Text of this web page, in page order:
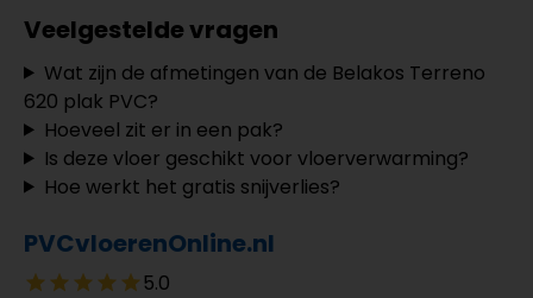
Veelgestelde vragen
Wat zijn de afmetingen van de Belakos Terreno
620 plak PVC?
Hoeveel zit er in een pak?
Is deze vloer geschikt voor vloerverwarming?
Hoe werkt het gratis snijverlies?
PVCvloerenOnline.nl
5.0